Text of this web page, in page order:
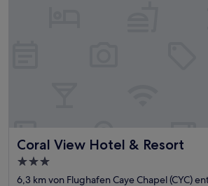
Coral View Hotel & Resort
Coral View Hotel & Resort
3.0-
Sterne-
6,3 km von Flughafen Caye Chapel (CYC)